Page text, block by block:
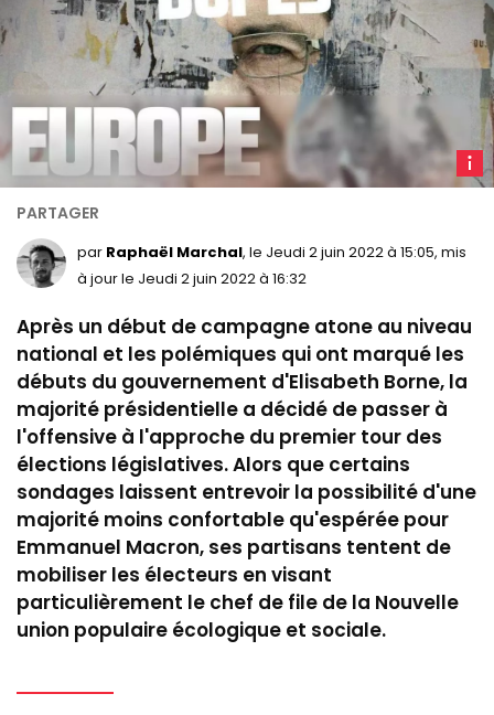
par Raphaël Marchal, le Jeudi 2 juin 2022 à 15:05, mis
à jour le Jeudi 2 juin 2022 à 16:32
Après un début de campagne atone au niveau
national et les polémiques qui ont marqué les
débuts du gouvernement d'Elisabeth Borne, la
majorité présidentielle a décidé de passer à
l'offensive à l'approche du premier tour des
élections législatives. Alors que certains
sondages laissent entrevoir la possibilité d'une
majorité moins confortable qu'espérée pour
Emmanuel Macron, ses partisans tentent de
mobiliser les électeurs en visant
particulièrement le chef de file de la Nouvelle
union populaire écologique et sociale.